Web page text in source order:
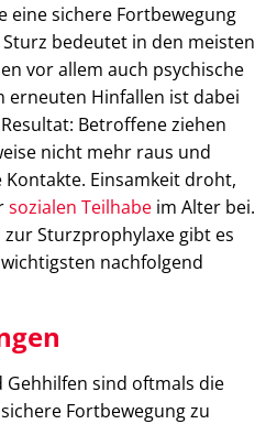
eine sichere Fortbewegung
bedeutet in den meisten
vor allem auch psychische
erneuten Hinfallen ist dabei
Betroffene ziehen
nicht mehr raus und
Einsamkeit droht,
sozialen Teilhabe im Alter bei.
Sturzprophylaxe gibt es
nachfolgend
sind oftmals die
Fortbewegung zu